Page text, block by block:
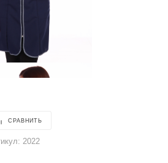
СРАВНИТЬ
2022